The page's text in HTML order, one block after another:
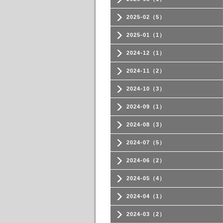
2025-02（5）
2025-01（1）
2024-12（1）
2024-11（2）
2024-10（3）
2024-09（1）
2024-08（3）
2024-07（5）
2024-06（2）
2024-05（4）
2024-04（1）
2024-03（2）